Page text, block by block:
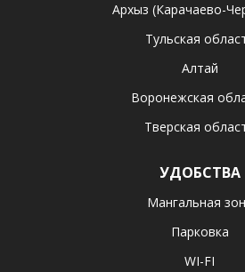
Архыз (Карачаево-
Тульская
Алтай
Воронежская
Тверская
УДОБСТВА
Мангальная
Парковка
WI-FI